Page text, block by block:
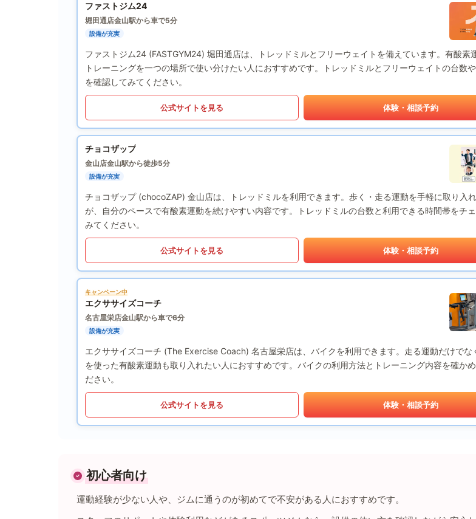
ファストジム24
堀田通店金山駅から車で5分
設備が充実
ファストジム24 (FASTGYM24) 堀田通店は、トレッドミルとフリーウェイトを備えています。有酸素
トレーニングを一つの場所で使い分けたい人におすすめです。トレッドミルとフリーウェイトの台数
を確認してみてください。
公式サイトを見る 体験・相談予約
チョコザップ
金山店金山駅から徒歩5分
設備が充実
チョコザップ (chocoZAP) 金山店は、トレッドミルを利用できます。歩く・走る運動を手軽に取り入
が、自分のペースで有酸素運動を続けやすい内容です。トレッドミルの台数と利用できる時間帯をチ
みてください。
公式サイトを見る 体験・相談予約
キャンペーン中
エクササイズコーチ
名古屋栄店金山駅から車で6分
設備が充実
エクササイズコーチ (The Exercise Coach) 名古屋栄店は、バイクを利用できます。走る運動だけでな
を使った有酸素運動も取り入れたい人におすすめです。バイクの利用方法とトレーニング内容を確かめ
ださい。
公式サイトを見る 体験・相談予約
初心者向け
運動経験が少ない人や、ジムに通うのが初めてで不安がある人におすすめです。